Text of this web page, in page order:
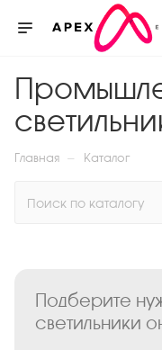
Главная — Каталог
Подберите
светильники